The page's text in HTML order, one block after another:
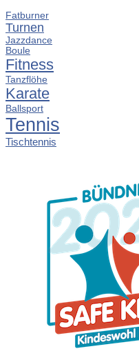
Fatburner
Turnen
Jazzdance
Boule
Fitness
Tanzflöhe
Karate
Ballsport
Tennis
Tischtennis